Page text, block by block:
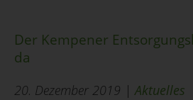
Der Kempener
da
20. Dezember 2019 | Aktuelles